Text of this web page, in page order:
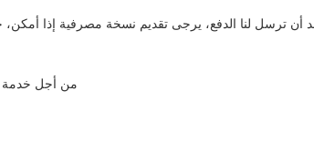
من أجل خدمة